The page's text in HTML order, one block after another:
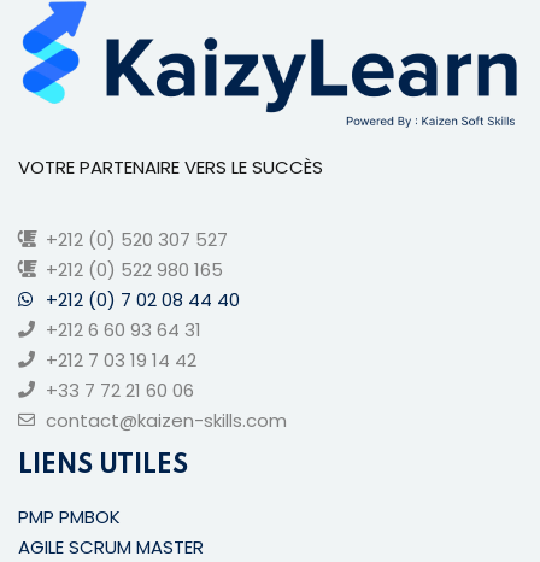
VOTRE PARTENAIRE VERS LE SUCCÈS
+212 (0) 520 307 527
+212 (0) 522 980 165
+212 (0) 7 02 08 44 40
+212 6 60 93 64 31
+212 7 03 19 14 42
+33 7 72 21 60 06
contact@kaizen-skills.com
LIENS UTILES
PMP PMBOK
AGILE SCRUM MASTER